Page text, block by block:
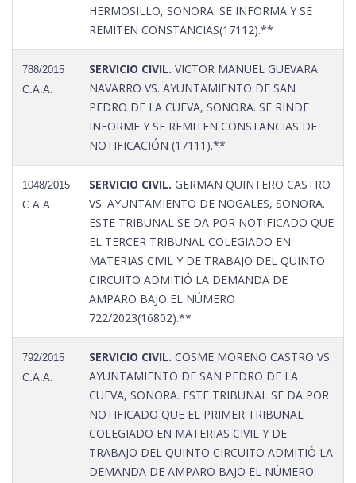
HERMOSILLO, SONORA. SE INFORMA Y SE
REMITEN CONSTANCIAS(17112).**
788/2015
C.A.A.
SERVICIO CIVIL. VICTOR MANUEL GUEVARA
NAVARRO VS. AYUNTAMIENTO DE SAN
PEDRO DE LA CUEVA, SONORA. SE RINDE
INFORME Y SE REMITEN CONSTANCIAS DE
NOTIFICACIÓN (17111).**
1048/2015
C.A.A.
SERVICIO CIVIL. GERMAN QUINTERO CASTRO
VS. AYUNTAMIENTO DE NOGALES, SONORA.
ESTE TRIBUNAL SE DA POR NOTIFICADO QUE
EL TERCER TRIBUNAL COLEGIADO EN
MATERIAS CIVIL Y DE TRABAJO DEL QUINTO
CIRCUITO ADMITIÓ LA DEMANDA DE
AMPARO BAJO EL NÚMERO
722/2023(16802).**
792/2015
C.A.A.
SERVICIO CIVIL. COSME MORENO CASTRO VS.
AYUNTAMIENTO DE SAN PEDRO DE LA
CUEVA, SONORA. ESTE TRIBUNAL SE DA POR
NOTIFICADO QUE EL PRIMER TRIBUNAL
COLEGIADO EN MATERIAS CIVIL Y DE
TRABAJO DEL QUINTO CIRCUITO ADMITIÓ LA
DEMANDA DE AMPARO BAJO EL NÚMERO